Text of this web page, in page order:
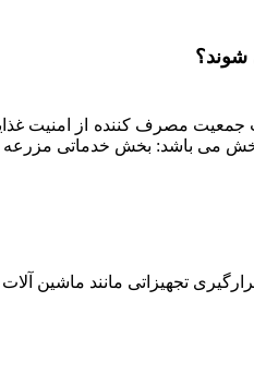
شوند؟
مصرف کننده از امنیت
تجهیزاتی مانند ماشین آلات